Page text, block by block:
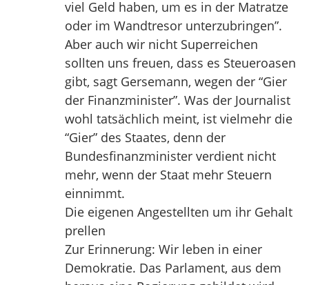
viel Geld haben, um es in der Matratze
oder im Wandtresor unterzubringen”.
Aber auch wir nicht Superreichen
sollten uns freuen, dass es Steueroasen
gibt, sagt Gersemann, wegen der “Gier
der Finanzminister”. Was der Journalist
wohl tatsächlich meint, ist vielmehr die
“Gier” des Staates, denn der
Bundesfinanzminister verdient nicht
mehr, wenn der Staat mehr Steuern
einnimmt.
Die eigenen Angestellten um ihr Gehalt
prellen
Zur Erinnerung: Wir leben in einer
Demokratie. Das Parlament, aus dem